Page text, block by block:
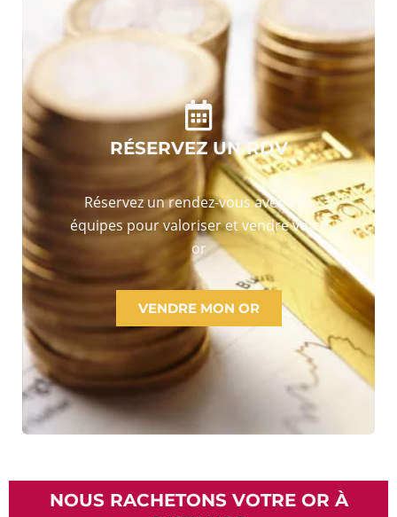
RÉSERVEZ UN RDV
Réservez un rendez-vous avec nos
équipes pour valoriser et vendre votre
or
VENDRE MON OR
NOUS RACHETONS VOTRE OR À